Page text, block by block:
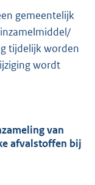
gemeentelijk
tijdelijk worden
wordt
van
afvalstoffen bij